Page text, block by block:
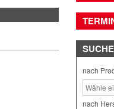
SUCHE
nach
nach